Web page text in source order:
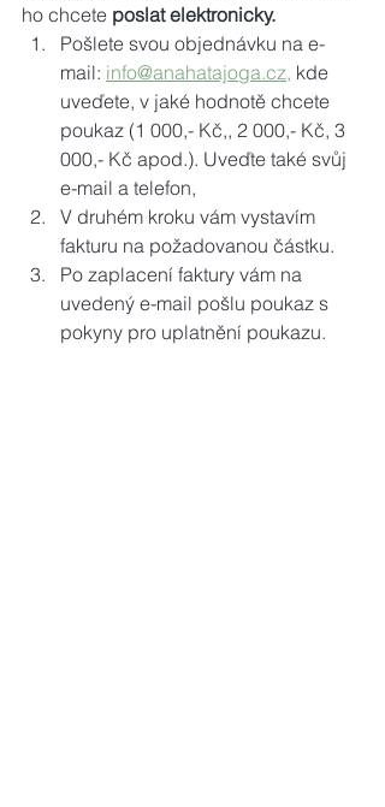
ho chcete poslat elektronicky.
Pošlete svou objednávku na e-
mail: info@anahatajoga.cz, kde
uveďete, v jaké hodnotě chcete
poukaz (1 000,- Kč,, 2 000,- Kč, 3
000,- Kč apod.). Uveďte také svůj
e-mail a telefon,
V druhém kroku vám vystavím
fakturu na požadovanou částku.
Po zaplacení faktury vám na
uvedený e-mail pošlu poukaz s
pokyny pro uplatnění poukazu.